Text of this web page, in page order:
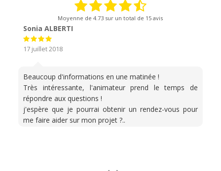
Moyenne de4.73 sur un total de 15 avis
Sonia ALBERTI
17 juillet 2018
Beaucoup d'informations en une matinée !
Très intéressante, l'animateur prend le temps de
répondre aux questions !
j'espère que je pourrai obtenir un rendez-vous pour
me faire aider sur mon projet ?..